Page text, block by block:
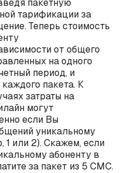
пакетную
тарификации за
Теперь стоимость
от общего
на одного
период, и
пакета. К
затраты на
могут
если Вы
уникальному
1 или 2). Скажем, если
абоненту в
за пакет из 5 СМС.